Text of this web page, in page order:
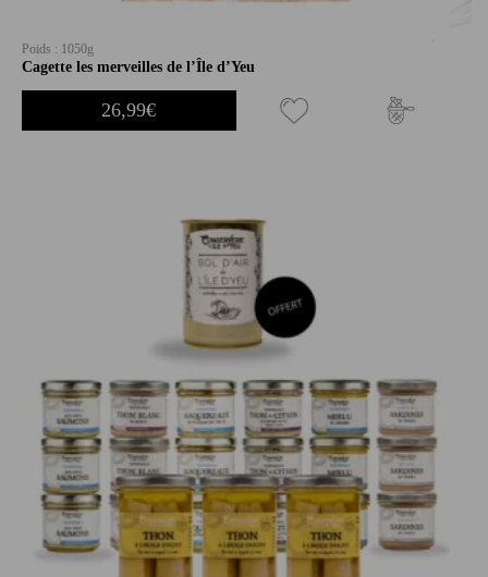
Poids : 1050g
Cagette les merveilles de l’Île d’Yeu
26,99€